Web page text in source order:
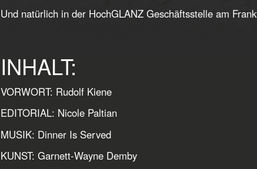
Und natürlich in der HochGLANZ Geschäftsstelle am
INHALT:
VORWORT: Rudolf Kiene
EDITORIAL: Nicole Paltian
MUSIK: Dinner Is Served
KUNST: Garnett-Wayne Demby